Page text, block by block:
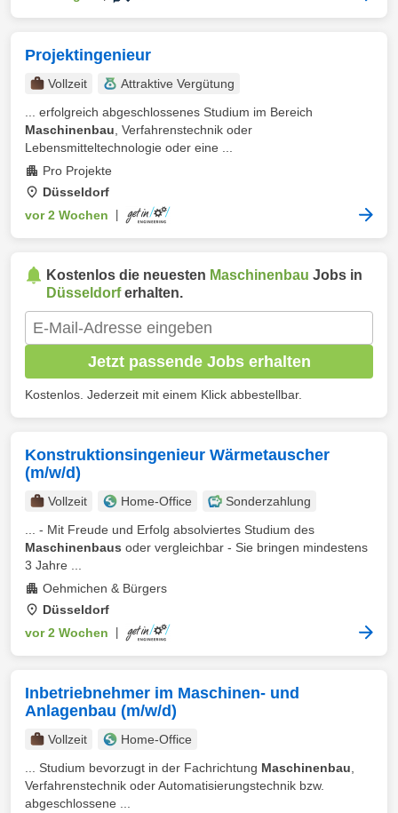
Projektingenieur
Vollzeit
Attraktive Vergütung
... erfolgreich abgeschlossenes Studium im Bereich
Maschinenbau , Verfahrenstechnik oder
Lebensmitteltechnologie oder eine ...
Pro Projekte
Düsseldorf
vor 2 Wochen
Kostenlos die neuesten Maschinenbau Jobs in
Düsseldorferhalten.
Jetzt passende Jobs erhalten
Kostenlos. Jederzeit mit einem Klick abbestellbar.
Konstruktionsingenieur Wärmetauscher
(m/w/d)
Vollzeit Home-Office
Sonderzahlung
... - Mit Freude und Erfolg absolviertes Studium des
Maschinenbaus oder vergleichbar - Sie bringen mindestens
3 Jahre ...
Oehmichen & Bürgers
Düsseldorf
vor 2 Wochen
Inbetriebnehmer im Maschinen- und
Anlagenbau (m/w/d)
Vollzeit
Home-Office
... Studium bevorzugt in der Fachrichtung Maschinenbau
Verfahrenstechnik oder Automatisierungstechnik bzw.
abgeschlossene ...